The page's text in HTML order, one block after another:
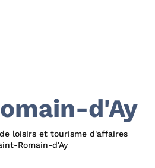
d'Ay
loisirs et tourisme d'affaires
Romain-d'Ay